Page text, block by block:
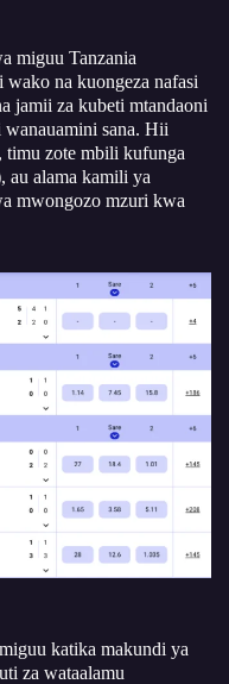
miguu Tanzania
wako na kuongeza nafasi
jamii za kubeti mtandaoni
sana. Hii
timu zote mbili kufunga
au alama kamili ya
mwongozo mzuri kwa
katika makundi ya
za wataalamu